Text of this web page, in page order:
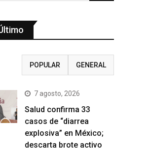
POPULAR GENERAL
7 agosto, 2026
Salud confirma 33
casos de “diarrea
explosiva” en México;
descarta brote activo